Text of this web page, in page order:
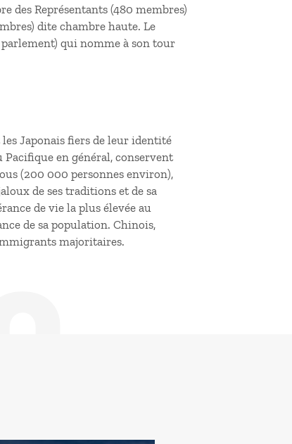
des Représentants (480 membres)
dite chambre haute. Le
qui nomme à son tour
Japonais fiers de leur identité
en général, conservent
(200 000 personnes environ),
de ses traditions et de sa
de vie la plus élevée au
de sa population. Chinois,
majoritaires.